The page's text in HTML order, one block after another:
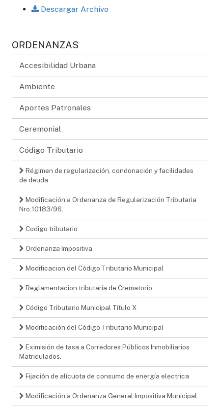
Descargar Archivo
ORDENANZAS
Accesibilidad Urbana
Ambiente
Aportes Patronales
Ceremonial
Código Tributario
Régimen de regularización, condonación y facilidades
de deuda
Modificación a Ordenanza de Regularización Tributaria
Nro.10183/96.
Codigo tributario
Ordenanza Impositiva
Modificacion del Código Tributario Municipal
Reglamentacion tributaria de Crematorio
Código Tributario Municipal Título X
Modificación del Código Tributario Municipal
Eximisión de tasa a Corredores Públicos Inmobiliarios
Matriculados.
Fijación de alícuota de consumo de energía electrica
Modificación a Ordenanza General Impositiva Municipal